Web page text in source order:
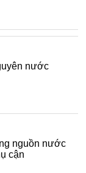
nước
nguồn nước
cận